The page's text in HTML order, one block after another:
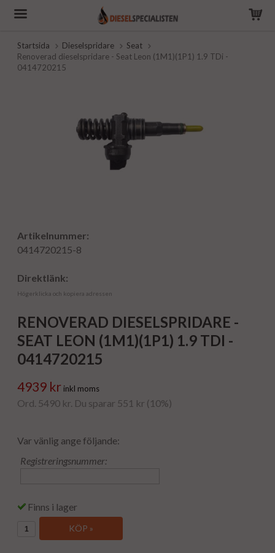
Startsida Dieselspridare
Seat
Renoverad dieselspridare - Seat Leon (1M1)(1P1) 1.9 TDi -
0414720215
Artikelnummer:
0414720215-8
Direktlänk:
Högerklicka och kopiera adressen
RENOVERAD DIESELSPRIDARE -
SEAT LEON (1M1)(1P1) 1.9 TDI -
0414720215
4939 kr inkl moms
Ord. 5490 kr. Du sparar 551 kr (10%)
Var vänlig ange följande:
Registreringsnummer:
Finns i lager
KÖP »